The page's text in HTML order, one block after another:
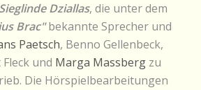
Sieglinde Dziallas, die unter dem
Brac"bekannte Sprecher und
Paetsch, Benno Gellenbeck,
und Marga Massberg zu
Die Hörspielbearbeitungen